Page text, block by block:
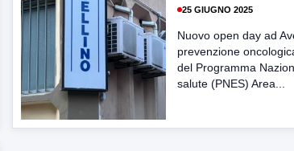
25 GIUGNO 2025
Nuovo open day ad
prevenzione
del Programma
salute (PNES) Area...